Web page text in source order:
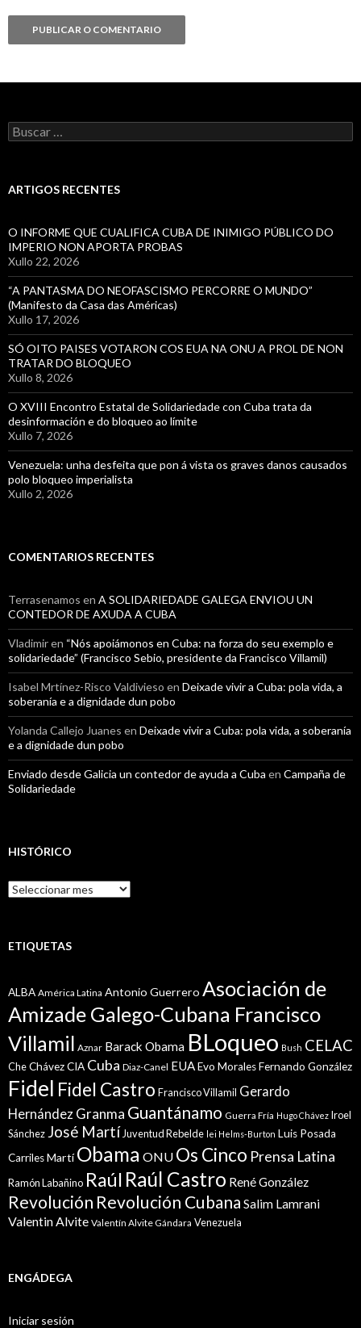
Buscar:
ARTIGOS RECENTES
O INFORME QUE CUALIFICA CUBA DE INIMIGO PÚBLICO DO
IMPERIO NON APORTA PROBAS
Xullo 22, 2026
“A PANTASMA DO NEOFASCISMO PERCORRE O MUNDO”
(Manifesto da Casa das Américas)
Xullo 17, 2026
SÓ OITO PAISES VOTARON COS EUA NA ONU A PROL DE NON
TRATAR DO BLOQUEO
Xullo 8, 2026
O XVIII Encontro Estatal de Solidariedade con Cuba trata da
desinformación e do bloqueo ao límite
Xullo 7, 2026
Venezuela: unha desfeita que pon á vista os graves danos causados
polo bloqueo imperialista
Xullo 2, 2026
COMENTARIOS RECENTES
Terrasenamos en A SOLIDARIEDADE GALEGA ENVIOU UN
CONTEDOR DE AXUDA A CUBA
Vladimiren “Nós apoiámonos en Cuba: na forza do seu exemplo e
solidariedade” (Francisco Sebio, presidente da Francisco Villamil)
Isabel Mrtínez-Risco Valdivieso en Deixade vivir a Cuba: pola vida, a
soberanía e a dignidade dun pobo
Yolanda Callejo Juanes en Deixade vivir a Cuba: pola vida, a soberanía
e a dignidade dun pobo
Enviado desde Galicia un contedor de ayuda a Cuba en Campaña de
Solidariedade
HISTÓRICO
Histórico
ETIQUETAS
ALBA América Latina Antonio Guerrero Asociación de
Amizade Galego-Cubana Francisco
Villamil Aznar Barack Obama BLoqueo Bush CELAC
CheChávezCIA Cuba Diaz-Canel EUAEvo MoralesFernando González
Fidel Fidel Castro Francisco Villamil Gerardo
Hernández Granma Guantánamo Guerra Fría Hugo Chávez Iroel
Sánchez José Martí Juventud Rebelde lei Helms-Burton Luis Posada
CarrilesMartí Obama ONU Os Cinco Prensa Latina
Ramón Labañino Raúl Raúl Castro René González
Revolución Revolución Cubana Salim Lamrani
Valentin Alvite Valentín Alvite Gándara Venezuela
ENGÁDEGA
Iniciar sesión